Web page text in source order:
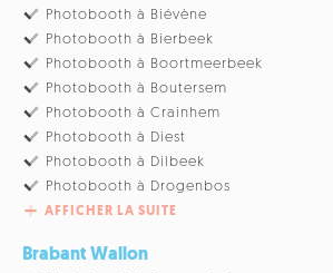
Photobooth à Biévène
Photobooth à Bierbeek
Photobooth à Boortmeerbeek
Photobooth à Boutersem
Photobooth à Crainhem
Photobooth à Diest
Photobooth à Dilbeek
Photobooth à Drogenbos
AFFICHER LA SUITE
Brabant Wallon